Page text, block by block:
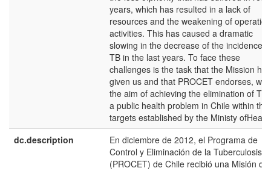
years, which has resulted in a lack of
resources and the weakening of
activities. This has caused a dramatic
slowing in the decrease of the incidence
TB in the last years. To face these
challenges is the task that the Mission has
given us and that PROCET endorses, with
the aim of achieving the elimination of TB
a public health problem in Chile within the
targets established by the Ministy
dc.description
En diciembre de 2012, el Programa de
Control y Eliminación de la Tuberculosis
(PROCET) de Chile recibió una Misión de